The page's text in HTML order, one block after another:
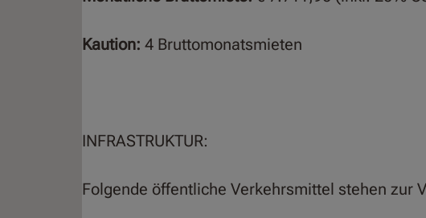
Kaution: 4 Bruttomonatsmieten
INFRASTRUKTUR:
Folgende öffentliche Verkehrsmittel stehen zur